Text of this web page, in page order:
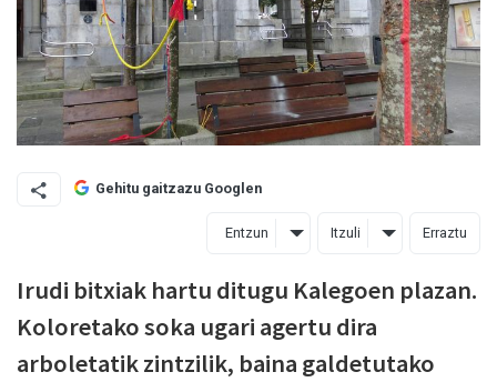
Gehitu gaitzazu Googlen
Entzun Itzuli Erraztu
Irudi bitxiak hartu ditugu Kalegoen plazan.
Koloretako soka ugari agertu dira
arboletatik zintzilik, baina galdetutako